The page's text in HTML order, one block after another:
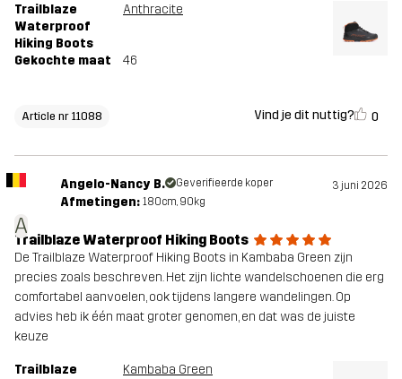
Trailblaze
Waterproof
Hiking Boots
Anthracite
Gekochte maat 46
Article nr 11088 Vind je dit nuttig? 0
A
Angelo-Nancy B. Geverifieerde koper 3 juni 2026
Afmetingen: 180cm, 90kg
Trailblaze Waterproof Hiking Boots
De Trailblaze Waterproof Hiking Boots in Kambaba Green zijn
precies zoals beschreven. Het zijn lichte wandelschoenen die erg
comfortabel aanvoelen, ook tijdens langere wandelingen. Op
advies heb ik één maat groter genomen, en dat was de juiste
keuze
Trailblaze
Kambaba Green